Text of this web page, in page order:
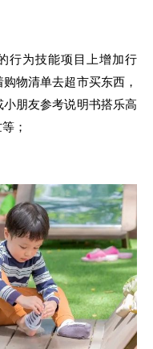
行为技能项目上增加行
物清单去超市买东西，
朋友参考说明书搭乐高
；